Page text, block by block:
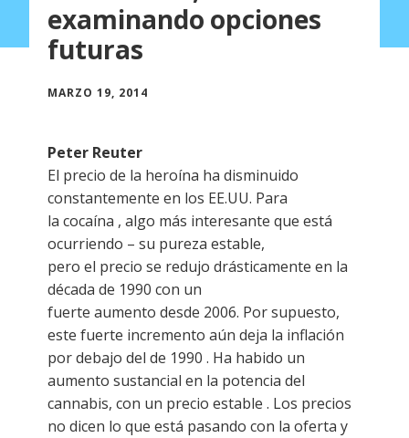
examinando opciones
futuras
MARZO 19, 2014
Peter Reuter
El precio de la heroína ha disminuido
constantemente en los EE.UU. Para
la cocaína , algo más interesante que está
ocurriendo – su pureza estable,
pero el precio se redujo drásticamente en la
década de 1990 con un
fuerte aumento desde 2006. Por supuesto,
este fuerte incremento aún deja la inflación
por debajo del de 1990 . Ha habido un
aumento sustancial en la potencia del
cannabis, con un precio estable . Los precios
no dicen lo que está pasando con la oferta y